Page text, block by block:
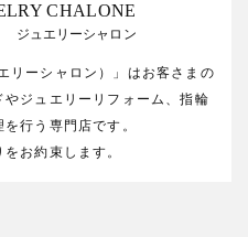
CHALONE
ジュエリーシャロン
リーシャロン）」はお客さまの
ジュエリーリフォーム、指輪
行う専門店です。
お約束します。